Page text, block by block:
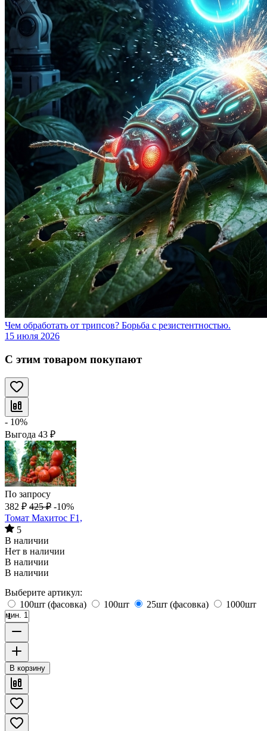
Чем обработать от трипсов? Борьба с резистентностью.
15 июля 2026
С этим товаром покупают
- 10%
Выгода 43 ₽
По запросу
382 ₽ 425 ₽ -10%
Томат Махитос F1,
5
В наличии
Нет в наличии
В наличии
В наличии
Выберите артикул:
100шт (фасовка)
100шт 25шт (фасовка) 1000шт
мин. 1
В корзину